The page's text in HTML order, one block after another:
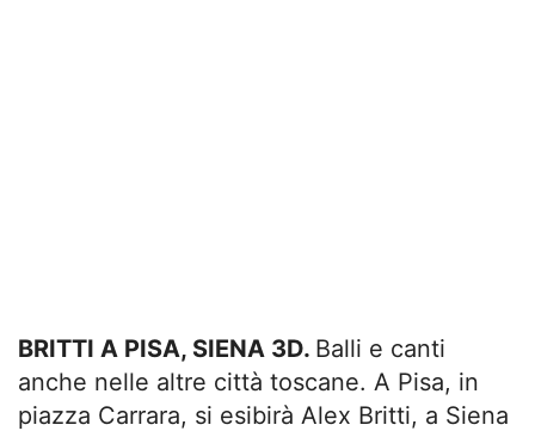
BRITTI A PISA, SIENA 3D. Balli e canti
anche nelle altre città toscane. A Pisa, in
piazza Carrara, si esibirà Alex Britti, a Siena